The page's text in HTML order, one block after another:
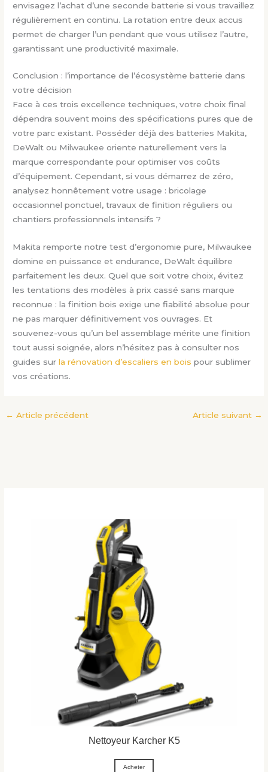
envisagez l’achat d’une seconde batterie si vous travaillez
régulièrement en continu. La rotation entre deux accus
permet de charger l’un pendant que vous utilisez l’autre,
garantissant une productivité maximale.
Conclusion : l’importance de l’écosystème batterie dans
votre décision
Face à ces trois excellence techniques, votre choix final
dépendra souvent moins des spécifications pures que de
votre parc existant. Posséder déjà des batteries Makita,
DeWalt ou Milwaukee oriente naturellement vers la
marque correspondante pour optimiser vos coûts
d’équipement. Cependant, si vous démarrez de zéro,
analysez honnêtement votre usage : bricolage
occasionnel ponctuel, travaux de finition réguliers ou
chantiers professionnels intensifs ?
Makita remporte notre test d’ergonomie pure, Milwaukee
domine en puissance et endurance, DeWalt équilibre
parfaitement les deux. Quel que soit votre choix, évitez
les tentations des modèles à prix cassé sans marque
reconnue : la finition bois exige une fiabilité absolue pour
ne pas marquer définitivement vos ouvrages. Et
souvenez-vous qu’un bel assemblage mérite une finition
tout aussi soignée, alors n’hésitez pas à consulter nos
guides surla rénovation d’escaliers en bois pour sublimer
vos créations.
← Article précédent Article suivant →
Nettoyeur Karcher K5
Acheter